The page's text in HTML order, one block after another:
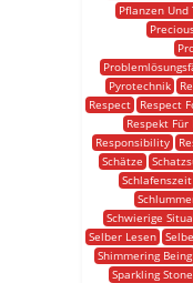
Pflanzen Und
Pyrotechnik
Respect
Respect
Respekt
Responsibility
Schätze
Schlafenszeit
Schwierige
Selber Lesen
Shimmering Being
Sparkling